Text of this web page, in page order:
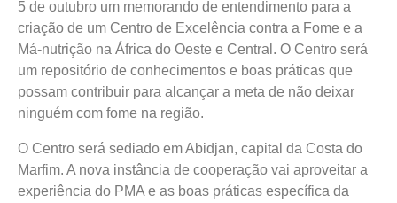
5 de outubro um memorando de entendimento para a
criação de um Centro de Excelência contra a Fome e a
Má-nutrição na África do Oeste e Central. O Centro será
um repositório de conhecimentos e boas práticas que
possam contribuir para alcançar a meta de não deixar
ninguém com fome na região.
O Centro será sediado em Abidjan, capital da Costa do
Marfim. A nova instância de cooperação vai aproveitar a
experiência do PMA e as boas práticas específica da